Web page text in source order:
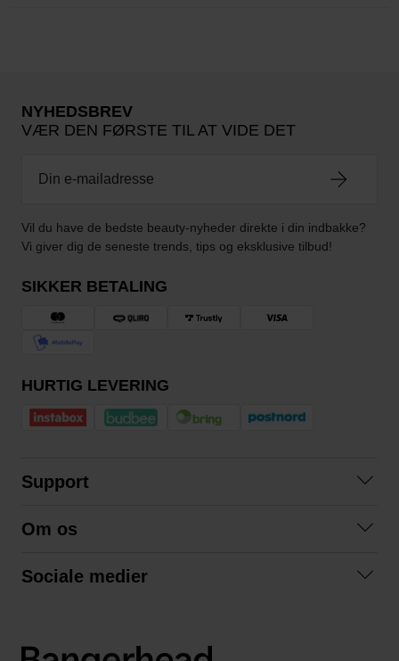
NYHEDSBREV
VÆR DEN FØRSTE TIL AT VIDE DET
Vil du have de bedste beauty-nyheder direkte i din indbakke?
Vi giver dig de seneste trends, tips og eksklusive tilbud!
SIKKER BETALING
HURTIG LEVERING
Support
Betingelser
Om os
Sociale medier